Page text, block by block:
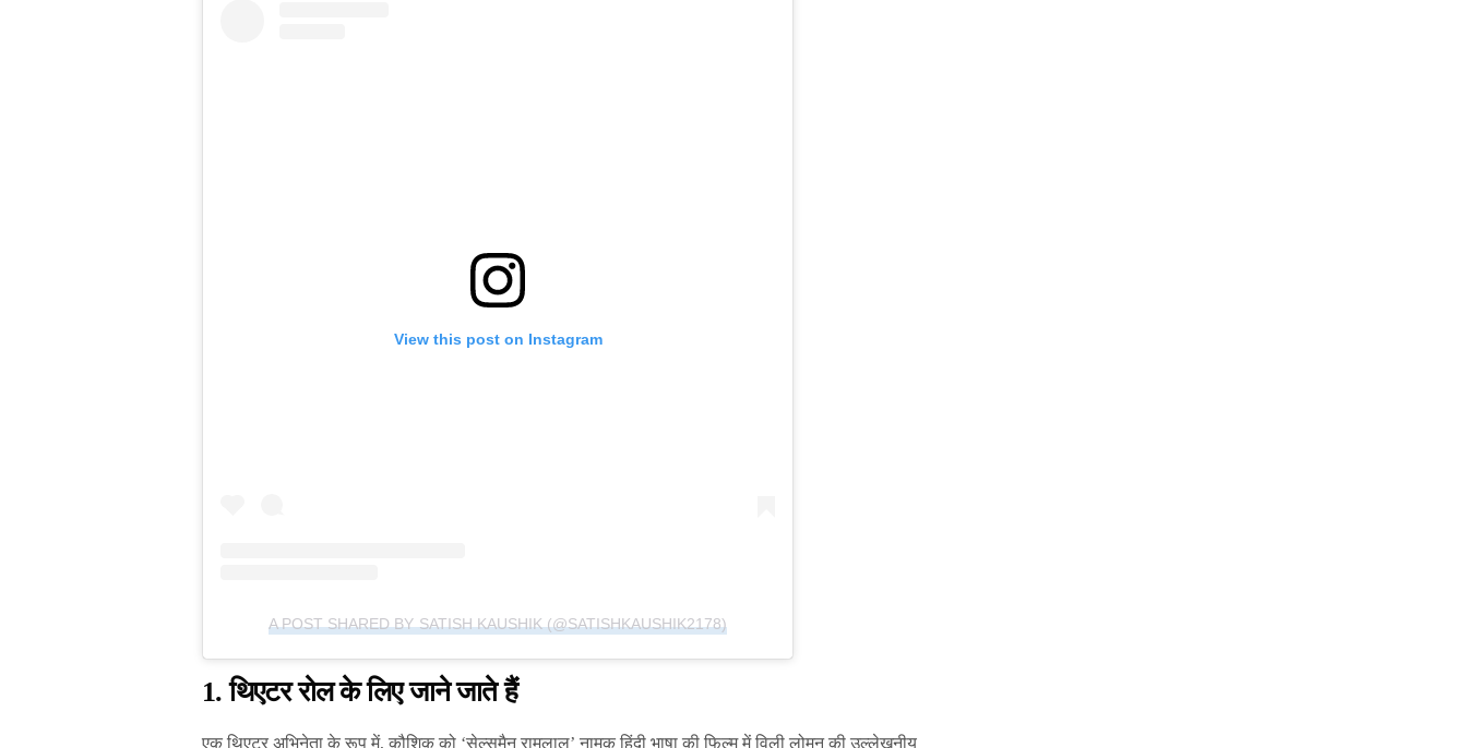
View this post on Instagram
A POST SHARED BY SATISH KAUSHIK (@SATISHKAUSHIK2178)
1.थिएटर रोल के लिए जाने जाते हैं
एक थिएटर अभिनेता के रूप में, कौशिक को ‘सेल्समैन रामलाल’ नामक हिंदी भाषा की फिल्म में विली लोमन की उल्लेखनीय